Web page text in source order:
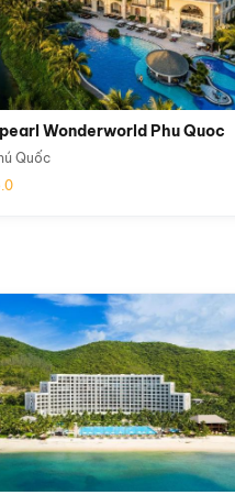
Wonderworld Phu Quoc
Quốc